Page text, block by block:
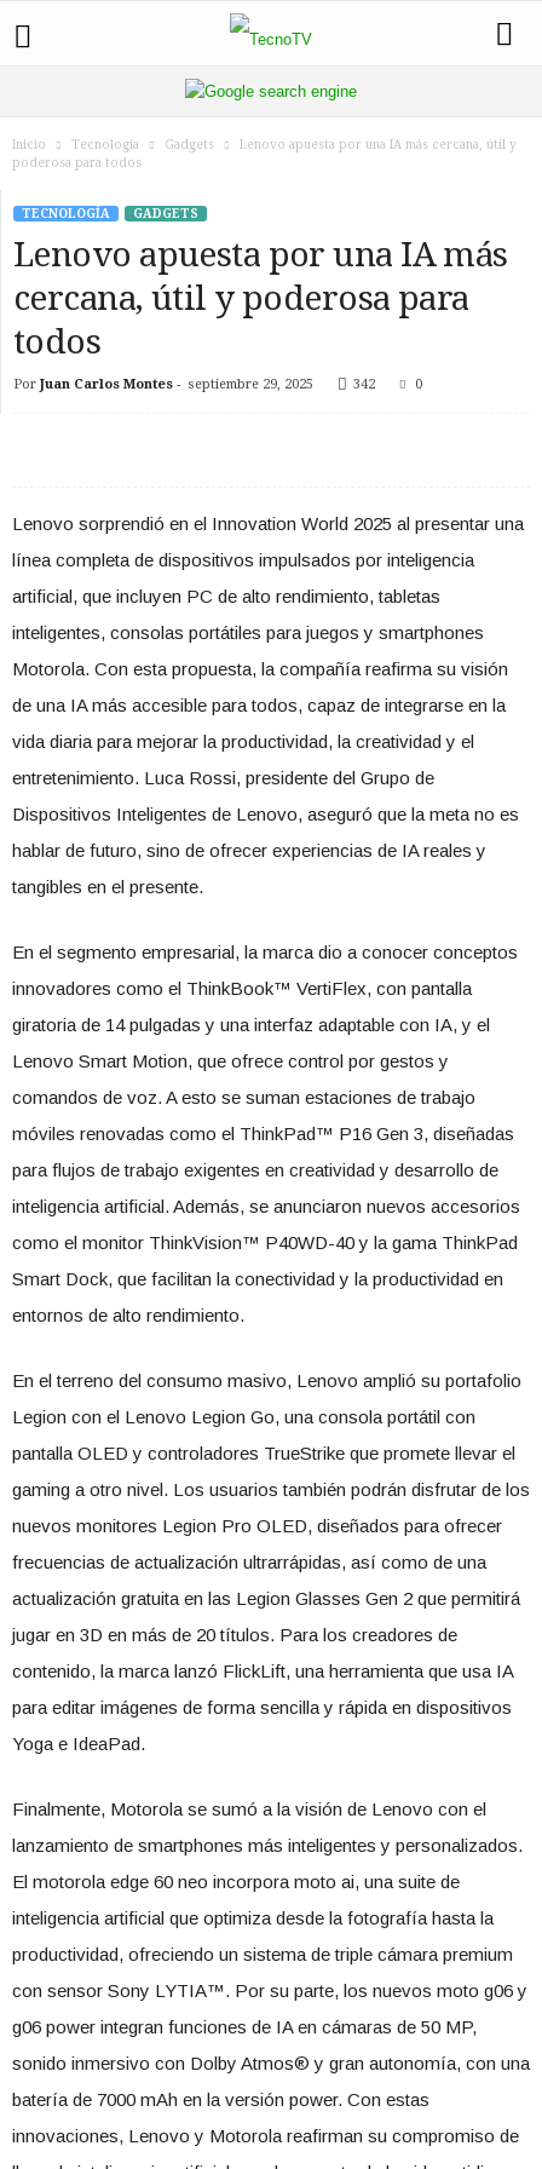
Inicio Tecnología Gadgets
Lenovo apuesta por una IA más cercana, útil y
poderosa para todos
TECNOLOGÍA GADGETS
Lenovo apuesta por una IA más
cercana, útil y poderosa para
todos
Por Juan Carlos Montes - septiembre 29, 2025 342 0
Lenovo sorprendió en el Innovation World 2025 al presentar una
línea completa de dispositivos impulsados por inteligencia
artificial, que incluyen PC de alto rendimiento, tabletas
inteligentes, consolas portátiles para juegos y smartphones
Motorola. Con esta propuesta, la compañía reafirma su visión
de una IA más accesible para todos, capaz de integrarse en la
vida diaria para mejorar la productividad, la creatividad y el
entretenimiento. Luca Rossi, presidente del Grupo de
Dispositivos Inteligentes de Lenovo, aseguró que la meta no es
hablar de futuro, sino de ofrecer experiencias de IA reales y
tangibles en el presente.
En el segmento empresarial, la marca dio a conocer conceptos
innovadores como el ThinkBook™ VertiFlex, con pantalla
giratoria de 14 pulgadas y una interfaz adaptable con IA, y el
Lenovo Smart Motion, que ofrece control por gestos y
comandos de voz. A esto se suman estaciones de trabajo
móviles renovadas como el ThinkPad™ P16 Gen 3, diseñadas
para flujos de trabajo exigentes en creatividad y desarrollo de
inteligencia artificial. Además, se anunciaron nuevos accesorios
como el monitor ThinkVision™ P40WD-40 y la gama ThinkPad
Smart Dock, que facilitan la conectividad y la productividad en
entornos de alto rendimiento.
En el terreno del consumo masivo, Lenovo amplió su portafolio
Legion con el Lenovo Legion Go, una consola portátil con
pantalla OLED y controladores TrueStrike que promete llevar el
gaming a otro nivel. Los usuarios también podrán disfrutar de los
nuevos monitores Legion Pro OLED, diseñados para ofrecer
frecuencias de actualización ultrarrápidas, así como de una
actualización gratuita en las Legion Glasses Gen 2 que permitirá
jugar en 3D en más de 20 títulos. Para los creadores de
contenido, la marca lanzó FlickLift, una herramienta que usa IA
para editar imágenes de forma sencilla y rápida en dispositivos
Yoga e IdeaPad.
Finalmente, Motorola se sumó a la visión de Lenovo con el
lanzamiento de smartphones más inteligentes y personalizados.
El motorola edge 60 neo incorpora moto ai, una suite de
inteligencia artificial que optimiza desde la fotografía hasta la
productividad, ofreciendo un sistema de triple cámara premium
con sensor Sony LYTIA™. Por su parte, los nuevos moto g06 y
g06 power integran funciones de IA en cámaras de 50 MP,
sonido inmersivo con Dolby Atmos® y gran autonomía, con una
batería de 7000 mAh en la versión power. Con estas
innovaciones, Lenovo y Motorola reafirman su compromiso de